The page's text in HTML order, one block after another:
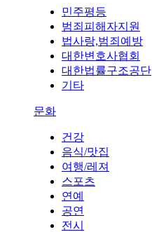
민주평등
범죄피해자지원
법사랑,범죄예방
대한변호사협회
대한법률구조공단
기타
문화
건강
음식/맛집
여행/레져
스포츠
연예
공연
전시